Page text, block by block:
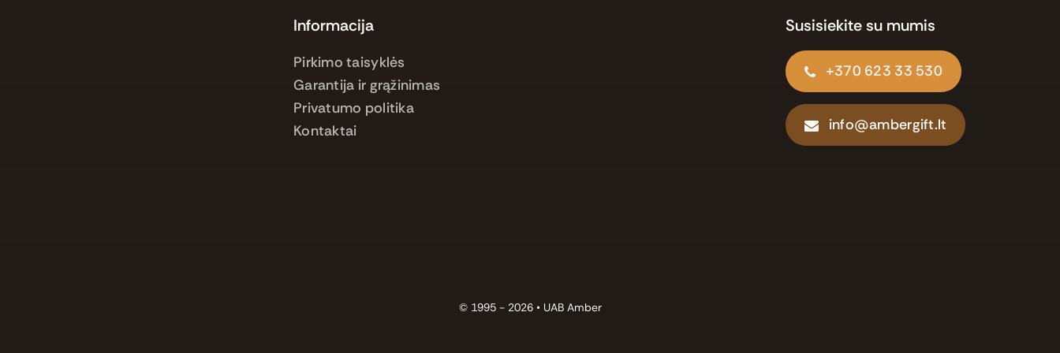
Informacija
Pirkimo taisyklės
Garantija ir grąžinimas
Privatumo politika
Kontaktai
Susisiekite su mumis
+370 623 33 530
info@ambergift.lt
© 1995 - 2026 • UAB Amber